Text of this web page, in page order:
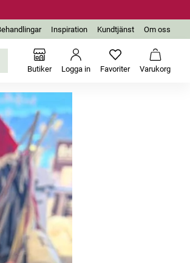
Inspiration Kundtjänst Om oss
Butiker Logga in FavoriterInga favoriter
Varukorg